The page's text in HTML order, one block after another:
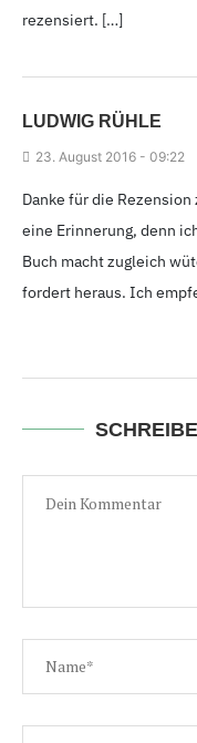
rezensiert. […]
LUDWIG RÜHLE
23. August 2016 - 09:22
Danke für die
eine Erinnerung, denn
Buch macht zugleich
fordert heraus. Ich